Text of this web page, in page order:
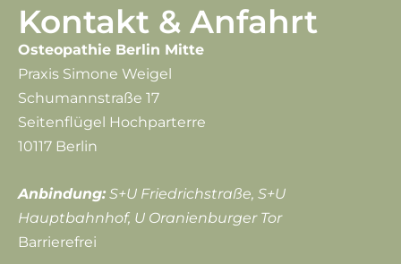
Kontakt & Anfahrt
Osteopathie Berlin Mitte
Praxis Simone Weigel
Schumannstraße 17
Seitenflügel Hochparterre
10117 Berlin
Anbindung: S+U Friedrichstraße, S+U
Hauptbahnhof, U Oranienburger Tor
Barrierefrei